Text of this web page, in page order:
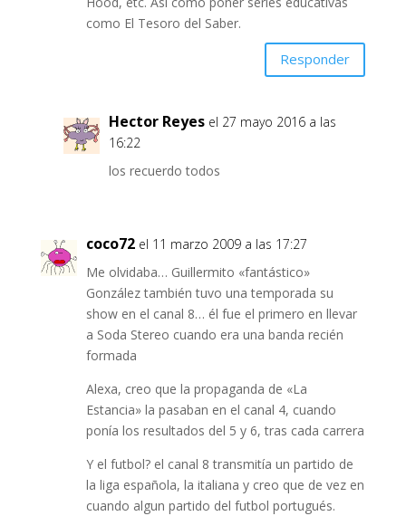
como El Tesoro del Saber.
Responder
Hector Reyes el 27 mayo 2016 a las
16:22
los recuerdo todos
coco72 el 11 marzo 2009 a las 17:27
Me olvidaba… Guillermito «fantástico»
González también tuvo una temporada su
show en el canal 8… él fue el primero en llevar
a Soda Stereo cuando era una banda recién
formada
Alexa, creo que la propaganda de «La
Estancia» la pasaban en el canal 4, cuando
ponía los resultados del 5 y 6, tras cada carrera
Y el futbol? el canal 8 transmitía un partido de
la liga española, la italiana y creo que de vez en
cuando algun partido del futbol portugués.